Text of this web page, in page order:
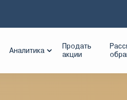
Аналитика
Продать
акции